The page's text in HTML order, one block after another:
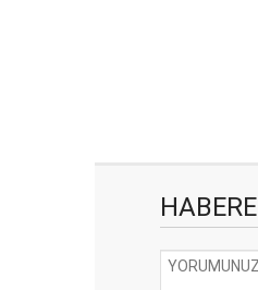
HABERE